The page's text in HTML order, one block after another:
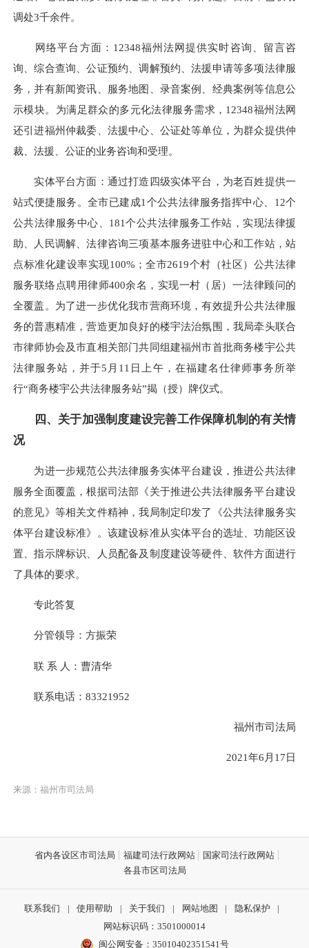
调处3千余件。
网络平台方面：12348福州法网提供实时咨询、留言咨
询、综合查询、公证预约、调解预约、法援申请等多项法律服
务，并有新闻资讯、服务地图、录音案例、经典案例等信息公
示模块。为满足群众的多元化法律服务需求，12348福州法网
还引进福州仲裁委、法援中心、公证处等单位，为群众提供仲
裁、法援、公证的业务咨询和受理。
实体平台方面：通过打造四级实体平台，为老百姓提供一
站式便捷服务。全市已建成1个公共法律服务指挥中心、12个
公共法律服务中心、181个公共法律服务工作站，实现法律援
助、人民调解、法律咨询三项基本服务进驻中心和工作站，站
点标准化建设率实现100%；全市2619个村（社区）公共法律
服务联络点聘用律师400余名，实现一村（居）一法律顾问的
全覆盖。为了进一步优化我市营商环境，有效提升公共法律服
务的普惠精准，营造更加良好的楼宇法治氛围，我局牵头联合
市律师协会及市直相关部门共同组建福州市首批商务楼宇公共
法律服务站，并于5月11日上午，在福建名仕律师事务所举
行“商务楼宇公共法律服务站”揭（授）牌仪式。
四、关于加强制度建设完善工作保障机制的有关情
况
为进一步规范公共法律服务实体平台建设，推进公共法律
服务全面覆盖，根据司法部《关于推进公共法律服务平台建设
的意见》等相关文件精神，我局制定印发了《公共法律服务实
体平台建设标准》。该建设标准从实体平台的选址、功能区设
置、指示牌标识、人员配备及制度建设等硬件、软件方面进行
了具体的要求。
专此答复
分管领导：方振荣
联 系 人：曹清华
联系电话：83321952
福州市司法局
2021年6月17日
来源：福州市司法局
省内各设区市司法局 福建司法行政网站
国家司法行政网站
各县市区司法局
联系我们 | 使用帮助 | 关于我们 | 网站地图 | 隐私保护
|
网站标识码：3501000014
闽公网安备：35010402351541号